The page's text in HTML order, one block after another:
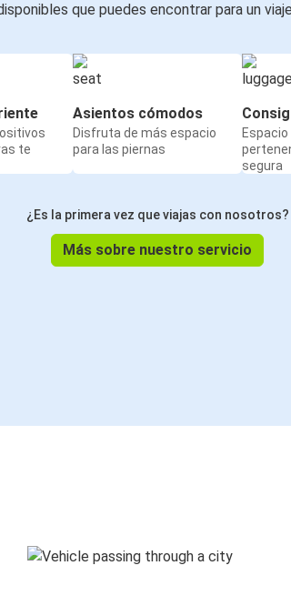
que puedes encontrar para un
te
Asientos cómodos
Disfruta de más espacio
para las piernas
segura
¿Es la primera vez que viajas con nosotros?
Más sobre nuestro servicio